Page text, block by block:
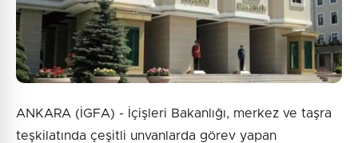
ANKARA (İGFA) - İçişleri Bakanlığı, merkez ve taşra
teşkilatında çeşitli unvanlarda görev yapan